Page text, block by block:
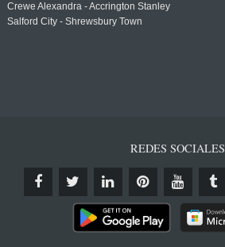
Crewe Alexandra - Accrington Stanley
Salford City - Shrewsbury Town
REDES SOCIALES